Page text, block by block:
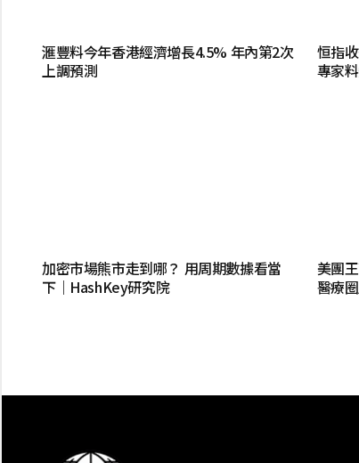
滙豐料今年香港經濟增長4.5% 年內第2次
上調預測
恒指
專家
加密市場熊市走到哪？ 用周期數據看當
下｜HashKey研究院
美團
醫療